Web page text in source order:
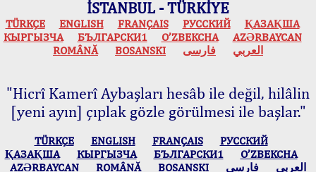
İSTANBUL - TÜRKİYE
TÜRKÇE ENGLISH FRANÇAIS РУССКИЙ
ҚАЗАҚША
КЫPГЫЗЧA
БЪЛГАРСКИ1 O’ZBEKCHA
AZӘRBAYCAN
ROMÂNĂ
BOSANSKI العربي فارسی
"Hicrî Kamerî Aybaşları hesâb ile değil, hilâlin
[yeni ayın] çıplak gözle görülmesi ile başlar."
TÜRKÇE ENGLISH FRANÇAIS
РУССКИЙ
ҚАЗАҚША
КЫPГЫЗЧA БЪЛГАРСКИ1
O’ZBEKCHA
AZӘRBAYCAN
ROMÂNĂ BOSANSKI العربي فارسی